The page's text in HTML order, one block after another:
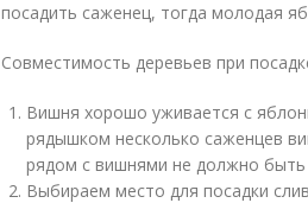
посадить саженец, тогда молодая
Совместимость деревьев при
Вишня хорошо уживается с
рядышком несколько саженцев
рядом с вишнями не должно быть
Выбираем место для посадки